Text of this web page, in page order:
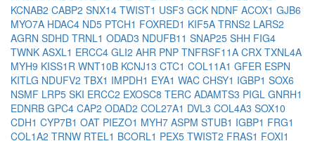
KCNAB2 CABP2 SNX14 TWIST1 USF3 GCK NDNF ACOX1 GJB6
MYO7A HDAC4 ND5 PTCH1 FOXRED1 KIF5A TRNS2 LARS2
AGRN SDHD TRNL1 ODAD3 NDUFB11 SNAP25 SHH FIG4
TWNK ASXL1 ERCC4 GLI2 AHR PNP TNFRSF11A CRX TXNL4A
MYH9 KISS1R WNT10B KCNJ13 CTC1 COL11A1 GFER ESPN
KITLG NDUFV2 TBX1 IMPDH1 EYA1 WAC CHSY1 IGBP1 SOX6
NSMF LRP5 SKI ERCC2 EXOSC8 TERC ADAMTS3 PIGL GNRH1
EDNRB GPC4 CAP2 ODAD2 COL27A1 DVL3 COL4A3 SOX10
CDH1 CYP7B1 OAT PIEZO1 MYH7 ASPM STUB1 IGBP1 FRG1
COL1A2 TRNW RTEL1 BCORL1 PEX5 TWIST2 FRAS1 FOXI1